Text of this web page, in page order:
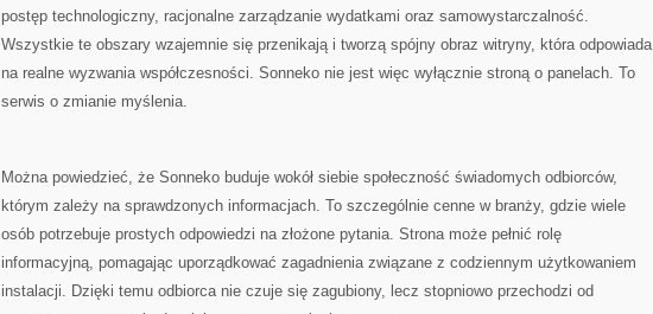
postęp technologiczny, racjonalne zarządzanie wydatkami oraz samowystarczalność.
Wszystkie te obszary wzajemnie się przenikają i tworzą spójny obraz witryny, która odpowiada
na realne wyzwania współczesności. Sonneko nie jest więc wyłącznie stroną o panelach. To
serwis o zmianie myślenia.
Można powiedzieć, że Sonneko buduje wokół siebie społeczność świadomych odbiorców,
którym zależy na sprawdzonych informacjach. To szczególnie cenne w branży, gdzie wiele
osób potrzebuje prostych odpowiedzi na złożone pytania. Strona może pełnić rolę
informacyjną, pomagając uporządkować zagadnienia związane z codziennym użytkowaniem
instalacji. Dzięki temu odbiorca nie czuje się zagubiony, lecz stopniowo przechodzi od